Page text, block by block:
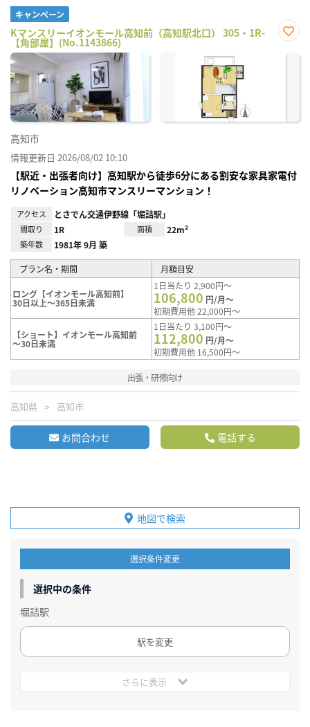
キャンペーン
Kマンスリーイオンモール高知前（高知駅北口） 305・1R-
【角部屋】(No.1143866)
に入
高知市
情報更新日 2026/08/02 10:10
【駅近・出張者向け】高知駅から徒歩6分にある割安な家具家電付
リノベーション高知市マンスリーマンション！
アクセス とさでん交通伊野線「堀詰駅」
間取り 1R 面積 22m²
築年数 1981年 9月 築
プラン名・期間 月額目安
ロング【イオンモール高知前】
30日以上～365日未満
1日当たり 2,900円～
106,800 円/月～
初期費用他 22,000円～
【ショート】イオンモール高知前
～30日未満
1日当たり 3,100円～
112,800 円/月～
初期費用他 16,500円～
出張・研修向け
高知県 高知市
お問合わせ 電話する
地図で検索
選択条件変更
選択中の条件
堀詰駅
駅を変更
さらに表示